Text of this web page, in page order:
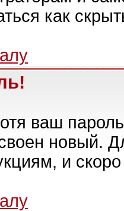
как
ваш
новый.
и